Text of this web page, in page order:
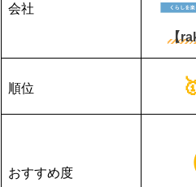
会社
【
順位
おすすめ度